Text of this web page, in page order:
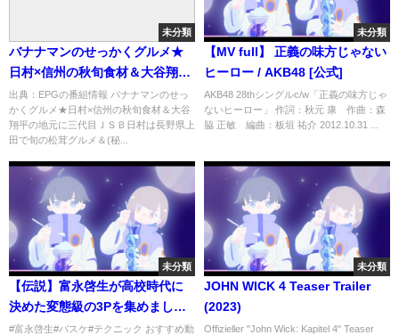
未分類
バナナマンのせっかくグルメ★
日村×信州の秋旬食材＆大谷翔平
の地元に三代目ＪＳＢ[字]…の番
組内容解析まとめ
出典：EPGの番組情報 バナナマンのせっ
かくグルメ★日村×信州の秋旬食材＆大谷
翔平の地元に三代目ＪＳＢ日村は長野県上
田で旬の松茸グルメ＆(秘...
未分類
【MV full】 正義の味方じゃない
ヒーロー / AKB48 [公式]
AKB48 28thシングルc/w「正義の味方じゃ
ないヒーロー」 作詞：秋元 康 作曲：森
脇 正敏 編曲：板垣 祐介 2012.10.31 ...
未分類
【伝説】富永啓生が高校時代に
決めた変態級の3Pを集めまし
た！！
#富永啓生#バスケ#テクニック おすすめ動
未分類
JOHN WICK 4 Teaser Trailer
(2023)
Offizieller "John Wick: Kapitel 4" Teaser